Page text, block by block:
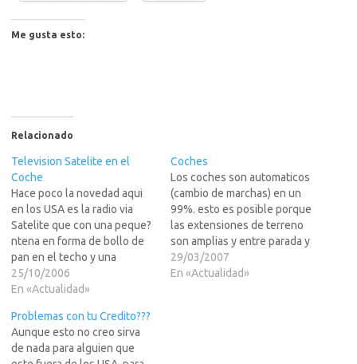
Me gusta esto:
Relacionado
Television Satelite en el
Coche
Hace poco la novedad aqui
en los USA es la radio via
Satelite que con una peque?
ntena en forma de bollo de
pan en el techo y una
suscripcion mensual desde
$9.95, tienes unas 300
anuncios (y tambien hay una
cadena solo de anuncios -
como se…
25/10/2006
En «Actualidad»
Coches
Los coches son automaticos
(cambio de marchas) en un
99%. esto es posible porque
las extensiones de terreno
son amplias y entre parada y
parada (o semaforo y
semaforo) hay unas 3 veces
29/03/2007
En «Actualidad»
Problemas con tu Credito???
Aunque esto no creo sirva
de nada para alguien que